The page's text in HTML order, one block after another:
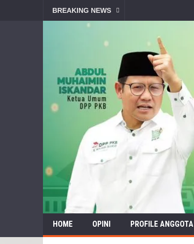
BREAKING NEWS
HOME OPINI PROFILE ANGGOTA